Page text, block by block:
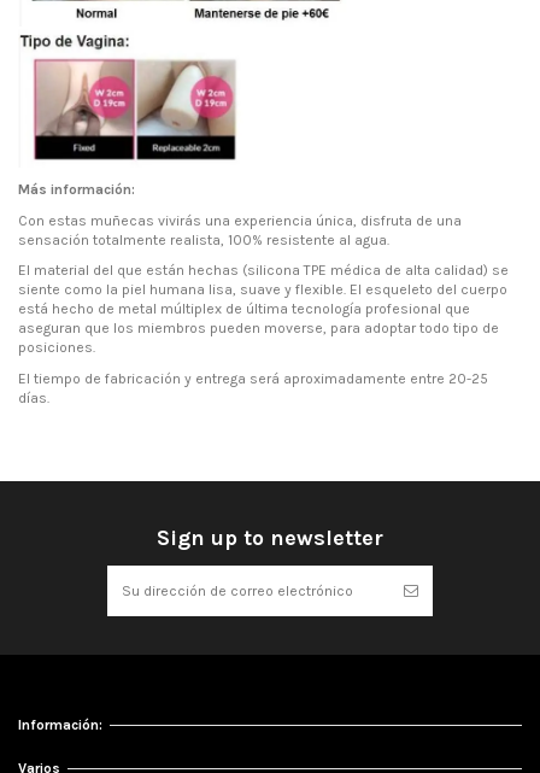
Más información:
Con estas muñecas vivirás una experiencia única, disfruta de una
sensación totalmente realista, 100% resistente al agua.
El material del que están hechas (silicona TPE médica de alta calidad) se
siente como la piel humana lisa, suave y flexible. El esqueleto del cuerpo
está hecho de metal múltiplex de última tecnología profesional que
aseguran que los miembros pueden moverse, para adoptar todo tipo de
posiciones.
El tiempo de fabricación y entrega será aproximadamente entre 20-25
días.
Sign up to newsletter
Información:
Varios